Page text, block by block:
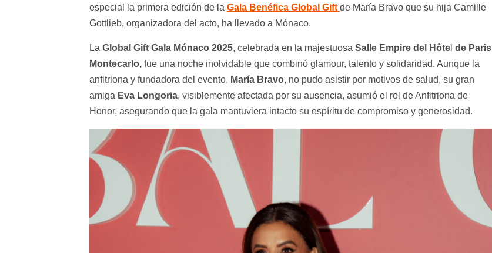
especial la primera edición de la Gala Benéfica Global Gift de María Bravo que su hija Camille
Gottlieb, organizadora del acto, ha llevado a Mónaco.
La Global Gift Gala Mónaco 2025, celebrada en la majestuosa Salle Empire del Hôtel de Paris
Montecarlo,fue una noche inolvidable que combinó glamour, talento y solidaridad. Aunque la
anfitriona y fundadora del evento, María Bravo, no pudo asistir por motivos de salud, su gran
amiga Eva Longoria, visiblemente afectada por su ausencia, asumió el rol de Anfitriona de
Honor, asegurando que la gala mantuviera intacto su espíritu de compromiso y generosidad.